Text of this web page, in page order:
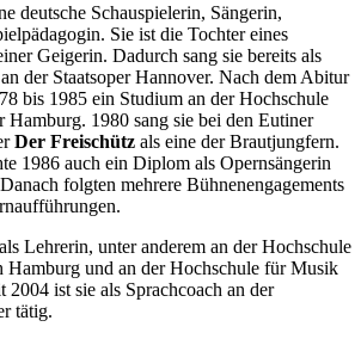
deutsche Schauspielerin, Sängerin,
Sie ist die Tochter eines
Geigerin. Dadurch sang sie bereits als
der Staatsoper Hannover. Nach dem Abitur
bis 1985 ein Studium an der Hochschule
1980 sang sie bei den Eutiner
Der Freischütz als eine der Brautjungfern.
1986 auch ein Diplom als Opernsängerin
folgten mehrere Bühnenengagements
Lehrerin, unter anderem an der Hochschule
und an der Hochschule für Musik
ist sie als Sprachcoach an der
tätig.